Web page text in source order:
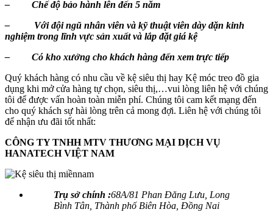
– Chế độ bảo hành lên đến 5 năm
– Với đội ngũ nhân viên và kỹ thuật viên dày dặn kinh
nghiệm trong lĩnh vực sản xuất và lắp đặt giá kệ
– Có kho xưởng cho khách hàng đến xem trực tiếp
Quý khách hàng có nhu cầu về kệ siêu thị hay Kệ móc treo đồ gia
dụng khi mở cửa hàng tự chọn, siêu thị,…vui lòng liên hệ với chúng
tôi để được vấn hoàn toàn miễn phí. Chúng tôi cam kết mạng đến
cho quý khách sự hài lòng trên cả mong đợi. Liên hệ với chúng tôi
để nhận ưu đãi tốt nhất:
CÔNG TY TNHH MTV THƯƠNG MẠI DỊCH VỤ
HANATECH VIỆT NAM
Trụ sở chính :68A/81 Phan Đăng Lưu, Long
Bình Tân, Thành phố Biên Hòa, Đồng Nai